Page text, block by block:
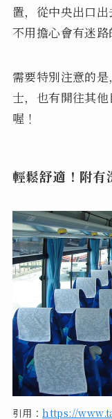
置，從中央出口
不用擔心會有迷路
需要特別注意的是，
士，也有開往其
喔！
輕鬆舒適！附
引用：https://